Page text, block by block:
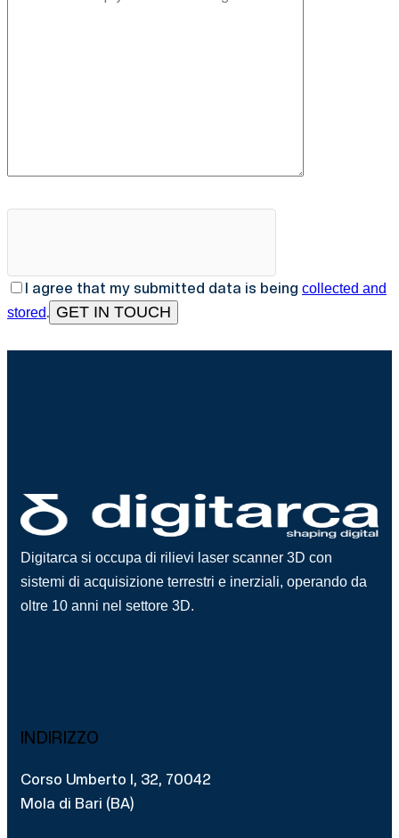
I agree that my submitted data is being collected and
stored.
Digitarca si occupa di rilievi laser scanner 3D con
sistemi di acquisizione terrestri e inerziali, operando da
oltre 10 anni nel settore 3D.
INDIRIZZO
Corso Umberto I, 32, 70042
Mola di Bari (BA)